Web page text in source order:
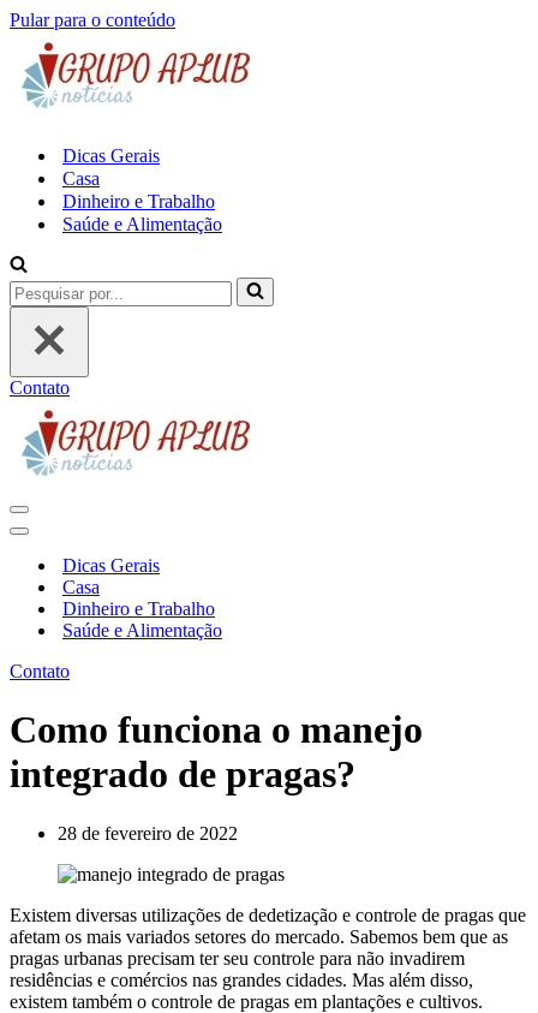
Pular para o conteúdo
Dicas Gerais
Casa
Dinheiro e Trabalho
Saúde e Alimentação
Pesquisar
por...
Contato
Menu
de
Menu
navegaçãoDicas Gerais
Casa
Dinheiro e Trabalho
Saúde e Alimentação
Contato
Como funciona o manejo
integrado de pragas?
28 de fevereiro de 2022
Existem diversas utilizações de dedetização e controle de pragas que
afetam os mais variados setores do mercado. Sabemos bem que as
pragas urbanas precisam ter seu controle para não invadirem
residências e comércios nas grandes cidades. Mas além disso,
existem também o controle de pragas em plantações e cultivos.